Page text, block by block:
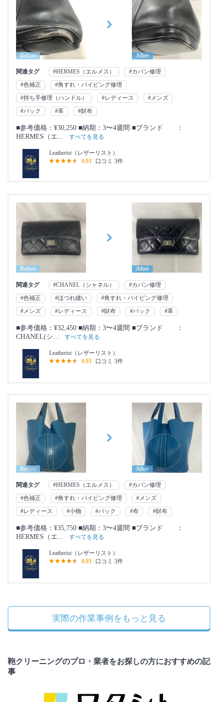
Before After
関連タグ #HERMES（エルメス）
#カバン修理
#色補正
#角すれ・パイピング修理
#持ち手修理（ハンドル）
#レディース
#メンズ
#バック
#革 #財布
■参考価格：¥30,250 ■納期：3〜4週間 ■ブランド ：
HERMES（エ...
すべてを見る
Leatherist（レザーリスト）
4.93
口コミ 3件
Before After
関連タグ #CHANEL（シャネル）
#カバン修理
#色補正
#ほつれ縫い
#角すれ・パイピング修理
#メンズ
#レディース #財布 #バック #革
■参考価格：¥32,450 ■納期：3〜4週間 ■ブランド ：
CHANEL(シ...
すべてを見る
Leatherist（レザーリスト）
4.93
口コミ 3件
Before After
関連タグ #HERMES（エルメス）
#カバン修理
#色補正
#角すれ・パイピング修理
#メンズ
#レディース
#小物 #バック #布 #財布
■参考価格：¥35,750 ■納期：3〜4週間 ■ブランド ：
HERMES（エ...
すべてを見る
Leatherist（レザーリスト）
4.93
口コミ 3件
実際の作業事例をもっと見る
鞄クリーニングのプロ・業者をお探しの方におすすめの記
事